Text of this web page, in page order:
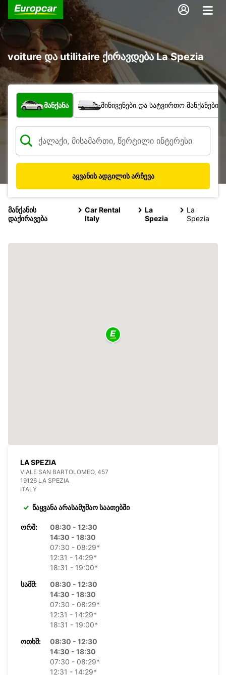
voiture და utilitaire ქირავდება La Spezia
რა ტიპის ავტომობილი?
მანქანა მინივენები და სატვირთო მანქანები
აყვანის ადგილის არჩევა
მანქანის
დაქირავება
Car Rental
Italy
La
Spezia
La
Spezia
LA SPEZIA
VIALE SAN BARTOLOMEO, 457
19126 LA SPEZIA
ITALY
წაყვანა არასამუშაო საათებში
ᲝᲠᲨ:
08:30 - 12:30
14:30 - 18:30
07:30 - 08:29*
12:31 - 14:29*
18:31 - 19:00*
ᲡᲐᲛᲨ:
08:30 - 12:30
14:30 - 18:30
07:30 - 08:29*
12:31 - 14:29*
18:31 - 19:00*
ᲝᲗᲮᲨ:
08:30 - 12:30
14:30 - 18:30
07:30 - 08:29*
12:31 - 14:29*